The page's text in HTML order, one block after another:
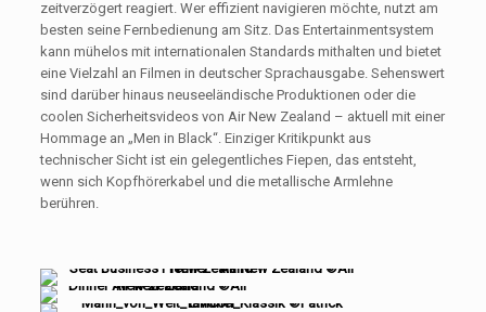
zeitverzögert reagiert. Wer effizient navigieren möchte, nutzt am
besten seine Fernbedienung am Sitz. Das Entertainmentsystem
kann mühelos mit internationalen Standards mithalten und bietet
eine Vielzahl an Filmen in deutscher Sprachausgabe. Sehenswert
sind darüber hinaus neuseeländische Produktionen oder die
coolen Sicherheitsvideos von Air New Zealand – aktuell mit einer
Hommage an „Men in Black“. Einziger Kritikpunkt aus
technischer Sicht ist ein gelegentliches Fiepen, das entsteht,
wenn sich Kopfhörerkabel und die metallische Armlehne
berühren.